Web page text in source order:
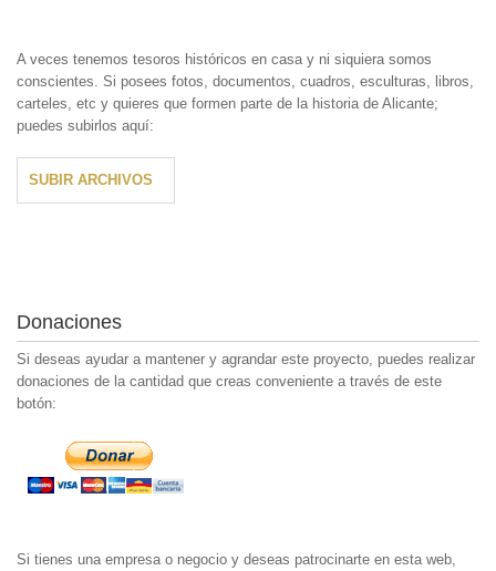
A veces tenemos tesoros históricos en casa y ni siquiera somos
conscientes. Si posees fotos, documentos, cuadros, esculturas, libros,
carteles, etc y quieres que formen parte de la historia de Alicante;
puedes subirlos aquí:
SUBIR ARCHIVOS
Donaciones
Si deseas ayudar a mantener y agrandar este proyecto, puedes realizar
donaciones de la cantidad que creas conveniente a través de este
botón:
Si tienes una empresa o negocio y deseas patrocinarte en esta web,